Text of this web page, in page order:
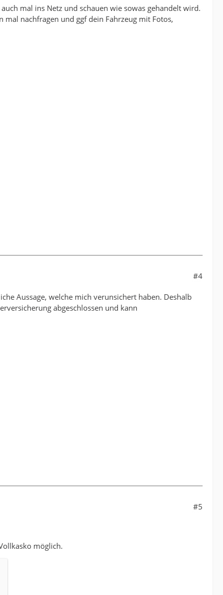
mal ins Netz und schauen wie sowas gehandelt wird.
mal nachfragen und ggf dein Fahrzeug mit Fotos,
#4
Aussage, welche mich verunsichert haben. Deshalb
abgeschlossen und kann
#5
möglich.